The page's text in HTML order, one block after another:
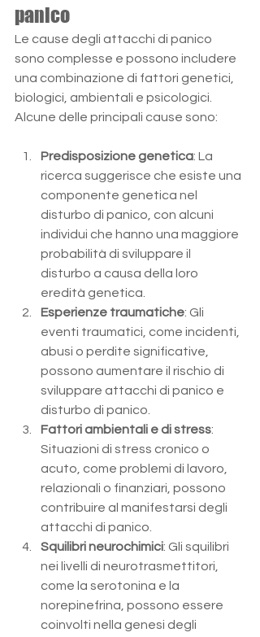
panico
Le cause degli attacchi di panico
sono complesse e possono includere
una combinazione di fattori genetici,
biologici, ambientali e psicologici.
Alcune delle principali cause sono:
Predisposizione genetica: La
ricerca suggerisce che esiste una
componente genetica nel
disturbo di panico, con alcuni
individui che hanno una maggiore
probabilità di sviluppare il
disturbo a causa della loro
eredità genetica.
Esperienze traumatiche: Gli
eventi traumatici, come incidenti,
abusi o perdite significative,
possono aumentare il rischio di
sviluppare attacchi di panico e
disturbo di panico.
Fattori ambientali e di stress:
Situazioni di stress cronico o
acuto, come problemi di lavoro,
relazionali o finanziari, possono
contribuire al manifestarsi degli
attacchi di panico.
Squilibri neurochimici: Gli squilibri
nei livelli di neurotrasmettitori,
come la serotonina e la
norepinefrina, possono essere
coinvolti nella genesi degli